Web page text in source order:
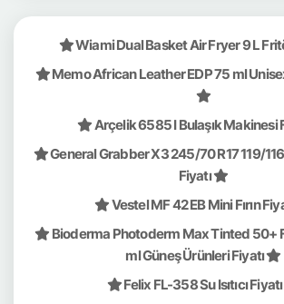
Wiami Dual Basket Air Fryer 9 L
Memo African Leather EDP 75 ml
Arçelik 6585 I Bulaşık Makinesi
General Grabber X3 245/70 R17 119/
Fiyatı
Vestel MF 42 EB Mini Fırın
Bioderma Photoderm Max Tinted 50+
ml Güneş Ürünleri Fiyatı
Felix FL-358 Su Isıtıcı Fiyatı